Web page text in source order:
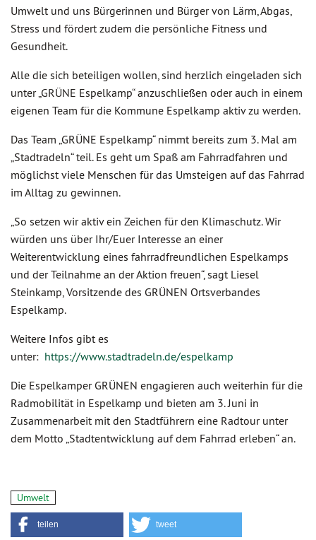
Umwelt und uns Bürgerinnen und Bürger von Lärm, Abgas,
Stress und fördert zudem die persönliche Fitness und
Gesundheit.
Alle die sich beteiligen wollen, sind herzlich eingeladen sich
unter „GRÜNE Espelkamp“ anzuschließen oder auch in einem
eigenen Team für die Kommune Espelkamp aktiv zu werden.
Das Team „GRÜNE Espelkamp“ nimmt bereits zum 3. Mal am
„Stadtradeln“ teil. Es geht um Spaß am Fahrradfahren und
möglichst viele Menschen für das Umsteigen auf das Fahrrad
im Alltag zu gewinnen.
„So setzen wir aktiv ein Zeichen für den Klimaschutz. Wir
würden uns über Ihr/Euer Interesse an einer
Weiterentwicklung eines fahrradfreundlichen Espelkamps
und der Teilnahme an der Aktion freuen“, sagt Liesel
Steinkamp, Vorsitzende des GRÜNEN Ortsverbandes
Espelkamp.
Weitere Infos gibt es
unter: https://www.stadtradeln.de/espelkamp
Die Espelkamper GRÜNEN engagieren auch weiterhin für die
Radmobilität in Espelkamp und bieten am 3. Juni in
Zusammenarbeit mit den Stadtführern eine Radtour unter
dem Motto „Stadtentwicklung auf dem Fahrrad erleben“ an.
Umwelt
teilen tweet